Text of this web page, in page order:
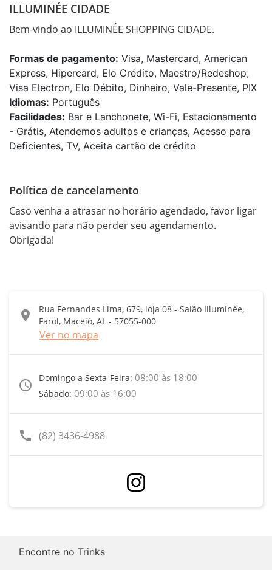
ILLUMINÉE CIDADE
Bem-vindo ao ILLUMINÉE SHOPPING CIDADE.
Formas de pagamento: Visa, Mastercard, American
Express, Hipercard, Elo Crédito, Maestro/Redeshop,
Visa Electron, Elo Débito, Dinheiro, Vale-Presente, PIX
Idiomas: Português
Facilidades: Bar e Lanchonete, Wi-Fi, Estacionamento
- Grátis, Atendemos adultos e crianças, Acesso para
Deficientes, TV, Aceita cartão de crédito
Política de cancelamento
Caso venha a atrasar no horário agendado, favor ligar
avisando para não perder seu agendamento.
Obrigada!
location_on
Rua Fernandes Lima, 679, loja 08 - Salão Illuminée,
Farol, Maceió, AL - 57055-000
Ver no mapa
access_time
Domingo a Sexta-Feira: 08:00 às 18:00
Sábado: 09:00 às 16:00
call (82) 3436-4988
Encontre no Trinks